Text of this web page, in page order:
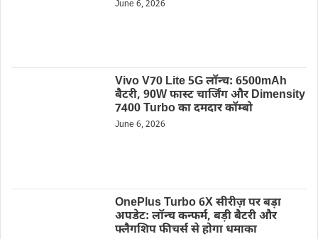
June 6, 2026
Vivo V70 Lite 5G लॉन्च: 6500mAh
बैटरी, 90W फास्ट चार्जिंग और Dimensity
7400 Turbo का दमदार कॉम्बो
June 6, 2026
OnePlus Turbo 6X सीरीज़ पर बड़ा
अपडेट: लॉन्च कन्फर्म, बड़ी बैटरी और
फ्लैगशिप फीचर्स से होगा धमाका